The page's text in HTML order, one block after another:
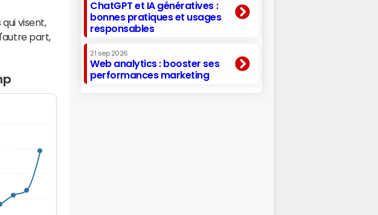
visent,
part,
ChatGPT et IA génératives :
bonnes pratiques et usages
responsables
21 sep 2026
Web analytics : booster ses
performances marketing